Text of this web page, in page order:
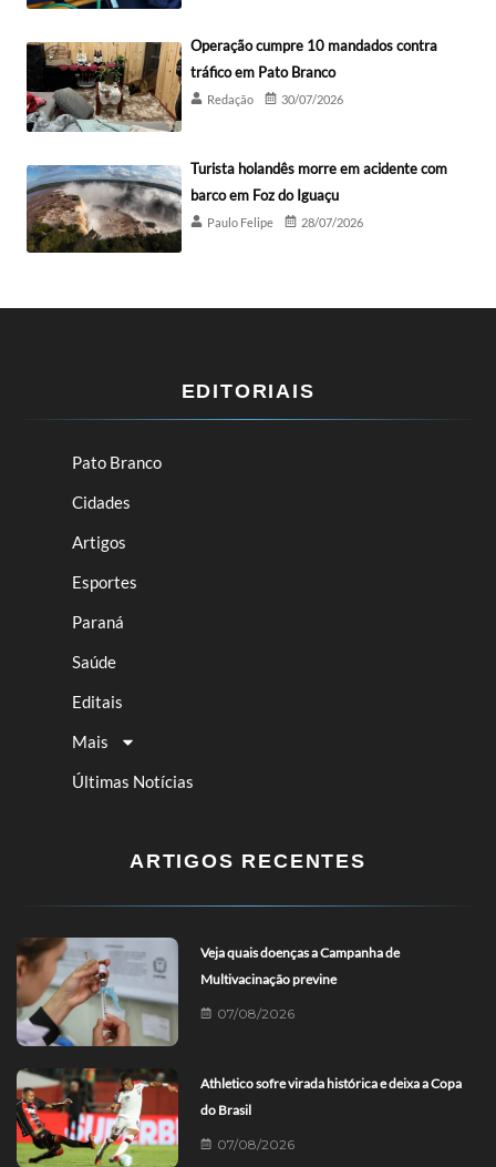
Operação cumpre 10 mandados contra
tráfico em Pato Branco
Redação 30/07/2026
Turista holandês morre em acidente com
barco em Foz do Iguaçu
Paulo Felipe 28/07/2026
EDITORIAIS
Pato Branco
Cidades
Artigos
Esportes
Paraná
Saúde
Editais
Mais
Últimas Notícias
ARTIGOS RECENTES
Veja quais doenças a Campanha de
Multivacinação previne
07/08/2026
Athletico sofre virada histórica e deixa a Copa
do Brasil
07/08/2026